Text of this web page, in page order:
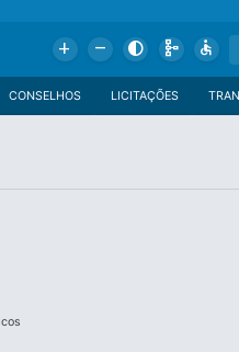
Add Remove Contrast Schema Accessible
LICITAÇÕES
CONSELHOS